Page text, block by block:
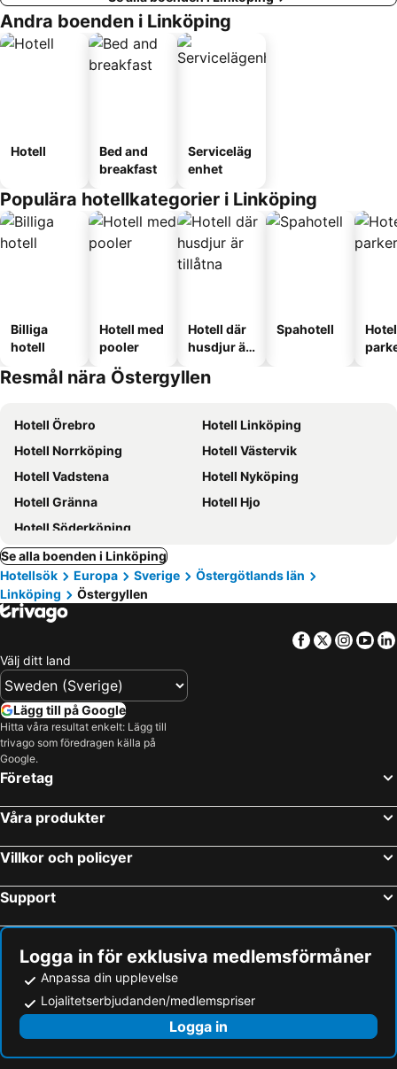
Andra boenden i Linköping
Hotell
Bed and
breakfast
Serviceläg
enhet
Populära hotellkategorier i Linköping
Billiga
hotell
Hotell med
pooler
Hotell där
husdjur är
Spahotell
Resmål nära Östergyllen
Hotell Örebro
Hotell Linköping
Hotell Norrköping
Hotell Västervik
Hotell Vadstena
Hotell Nyköping
Hotell Gränna
Hotell Hjo
Hotell Söderköping
Se alla boenden i Linköping
Hotellsök
Europa Sverige
Östergötlands län
Linköping
Östergyllen
Facebook
Twitter
Välj ditt land
Lägg till på Google
Hitta våra resultat enkelt: Lägg till
trivago som föredragen källa på
Google.
Företag
Våra produkter
Villkor och policyer
Support
Logga in för exklusiva medlemsförmåner
Anpassa din upplevelse
Lojalitetserbjudanden/medlemspriser
Logga in